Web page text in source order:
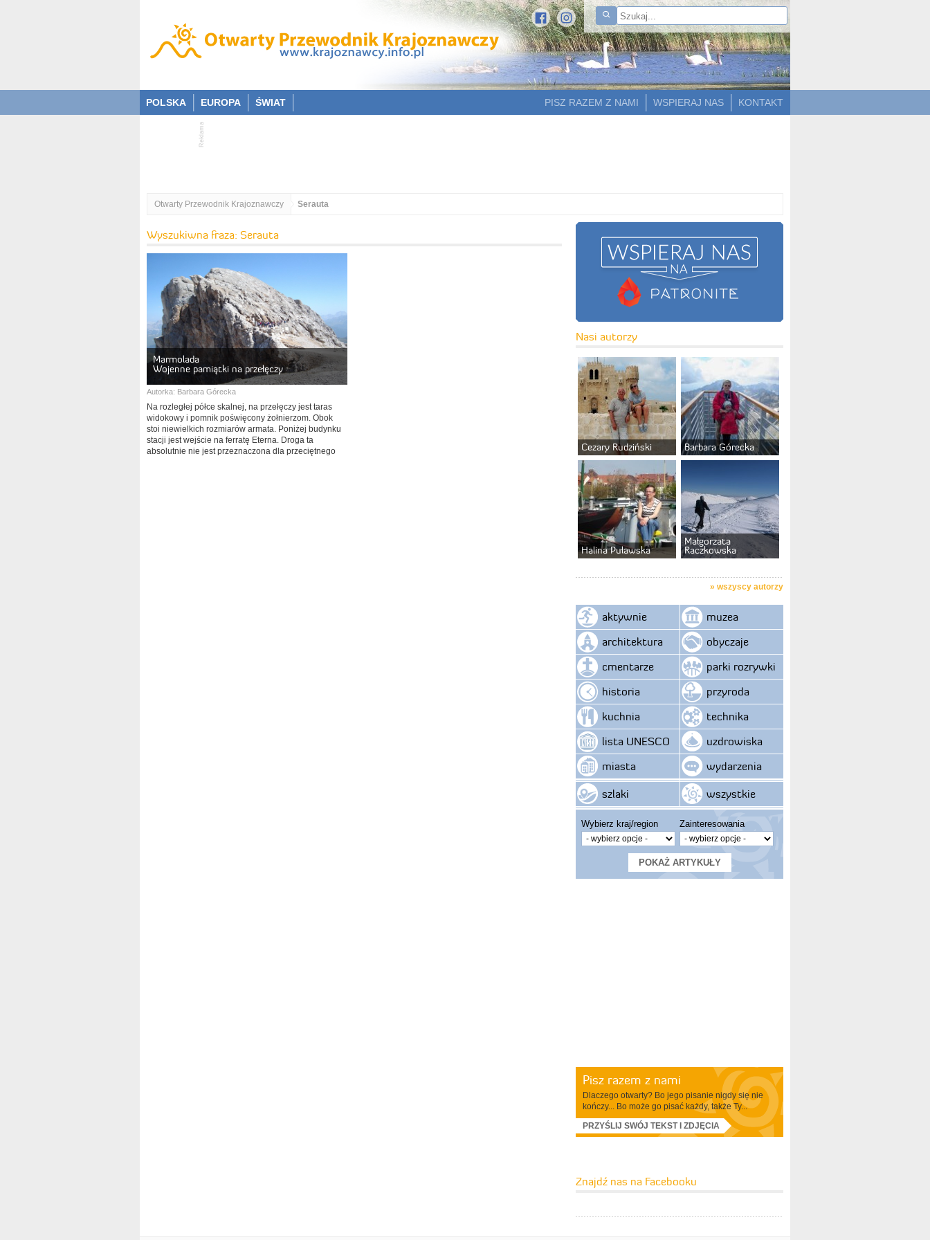
POLSKA EUROPA ŚWIAT KONTAKT
WSPIERAJ NAS
PISZ RAZEM Z NAMI
Otwarty Przewodnik Krajoznawczy Serauta
Wyszukiwna fraza: Serauta
Marmolada
Wojenne pamiątki na przełęczy
Autorka: Barbara Górecka
Na rozległej półce skalnej, na przełęczy jest taras
widokowy i pomnik poświęcony żołnierzom. Obok
stoi niewielkich rozmiarów armata. Poniżej budynku
stacji jest wejście na ferratę Eterna. Droga ta
absolutnie nie jest przeznaczona dla przeciętnego
Nasi autorzy
Cezary Rudziński Barbara Górecka
Halina Puławska
Małgorzata
Raczkowska
» wszyscy autorzy
aktywnie
architektura
cmentarze
historia
kuchnia
lista UNESCO
miasta
szlaki
muzea
obyczaje
parki rozrywki
przyroda
technika
uzdrowiska
wydarzenia
wszystkie
Wybierz kraj/region Zainteresowania
Pisz razem z nami
Dlaczego otwarty? Bo jego pisanie nigdy się nie
kończy... Bo może go pisać każdy, także Ty...
PRZYŚLIJ SWÓJ TEKST I ZDJĘCIA
Znajdź nas na Facebooku